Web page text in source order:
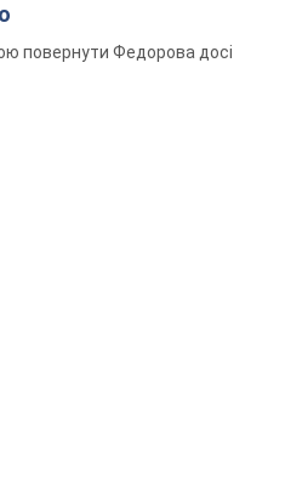
повернути Федорова досі